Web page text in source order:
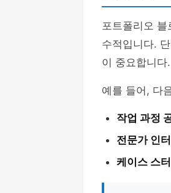
포트폴리오
수적입니다.
이 중요합니
예를 들어, 다
작업 과정
전문가 인
케이스 스